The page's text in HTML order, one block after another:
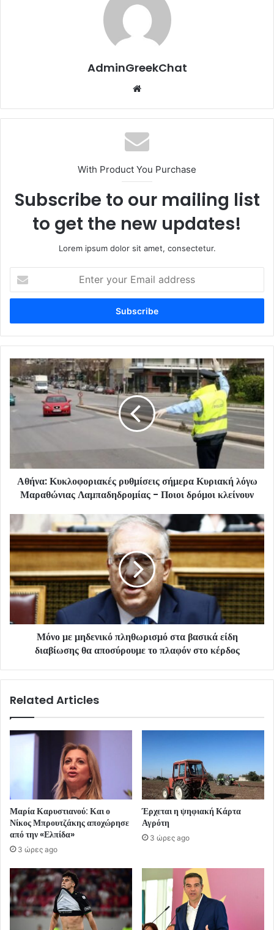
AdminGreekChat
With Product You Purchase
Subscribe to our mailing list
to get the new updates!
Lorem ipsum dolor sit amet, consectetur.
your
Email
Αθήνα: Κυκλοφοριακές ρυθμίσεις σήμερα Κυριακή λόγω
Μαραθώνιας Λαμπαδηδρομίας - Ποιοι δρόμοι κλείνουν
Μόνο με μηδενικό πληθωρισμό στα βασικά είδη
διαβίωσης θα αποσύρουμε το πλαφόν στο κέρδος
Related Articles
Μαρία Καρυστιανού: Και ο
Νίκος Μπρουτζάκης αποχώρησε
από την «Ελπίδα»
3 ώρες ago
Έρχεται η ψηφιακή Κάρτα
Αγρότη
3 ώρες ago